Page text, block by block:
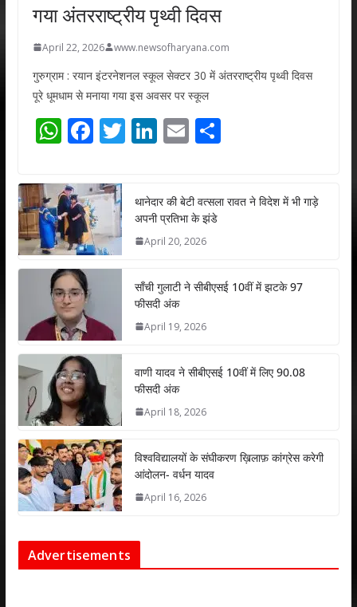
गया अंतरराष्ट्रीय पृथ्वी दिवस
April 22, 2026 www.newsofharyana.com
गुरुग्राम : रयान इंटरनेशनल स्कूल सेक्टर 30 में अंतरराष्ट्रीय पृथ्वी दिवस
पूरे धूमधाम से मनाया गया इस अवसर पर स्कूल
W
at
s
A
p
p
F
e
b
o
o
T
er
Li
e
dI
E
l
S
e
थानेदार की बेटी वत्सला रावत ने विदेश में भी गाड़े
अपनी प्रतिभा के झंडे
April 20, 2026
साँची गुलाटी ने सीबीएसई 10वीं में झटके 97
फीसदी अंक
April 19, 2026
वाणी यादव ने सीबीएसई 10वीं में लिए 90.08
फीसदी अंक
April 18, 2026
विश्वविद्यालयों के संघीकरण ख़िलाफ़ कांग्रेस करेगी
आंदोलन- वर्धन यादव
April 16, 2026
Advertisements